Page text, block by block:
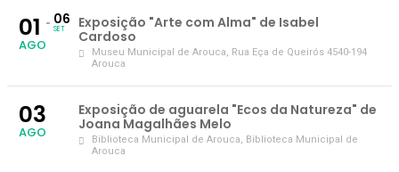
01
AGO
06
SET
Exposição "Arte com Alma" de Isabel
Cardoso
Museu Municipal de Arouca, Rua Eça de Queirós 4540-194
Arouca
03
AGO
Exposição de aguarela "Ecos da Natureza" de
Joana Magalhães Melo
Biblioteca Municipal de Arouca, Biblioteca Municipal de
Arouca